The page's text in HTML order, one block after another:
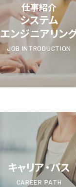
仕事紹介
システム
エンジニアリン
JOB INTRODUCTION
キャリア・パス
CAREER PATH